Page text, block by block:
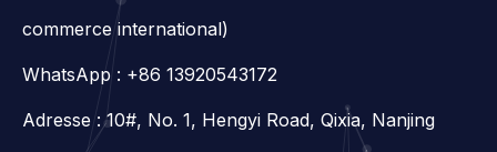
commerce international)
WhatsApp : +86 13920543172
Adresse : 10#, No. 1, Hengyi Road, Qixia, Nanjing